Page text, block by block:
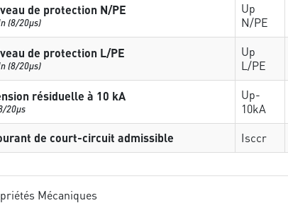
de protection N/PE
(8/20µs)
Up
N/PE
de protection L/PE
(8/20µs)
Up
L/PE
résiduelle à 10 kA
20µs
Up-
10kA
de court-circuit admissible Isccr
Mécaniques